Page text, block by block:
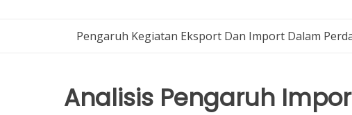
Pengaruh Kegiatan Eksport Dan Import Dalam
Analisis Pengaruh